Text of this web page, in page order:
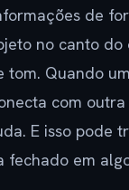
de
no canto do
tom. Quando
com outra
E isso pode
fechado em